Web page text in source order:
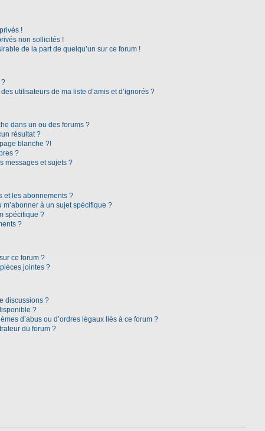
!
non sollicités !
de la part de quelqu’un sur ce forum !
?
utilisateurs de ma liste d’amis et d’ignorés ?
dans un ou des forums ?
résultat ?
blanche ?!
?
messages et sujets ?
et les abonnements ?
à un sujet spécifique ?
spécifique ?
?
ce forum ?
jointes ?
discussions ?
?
d’abus ou d’ordres légaux liés à ce forum ?
du forum ?